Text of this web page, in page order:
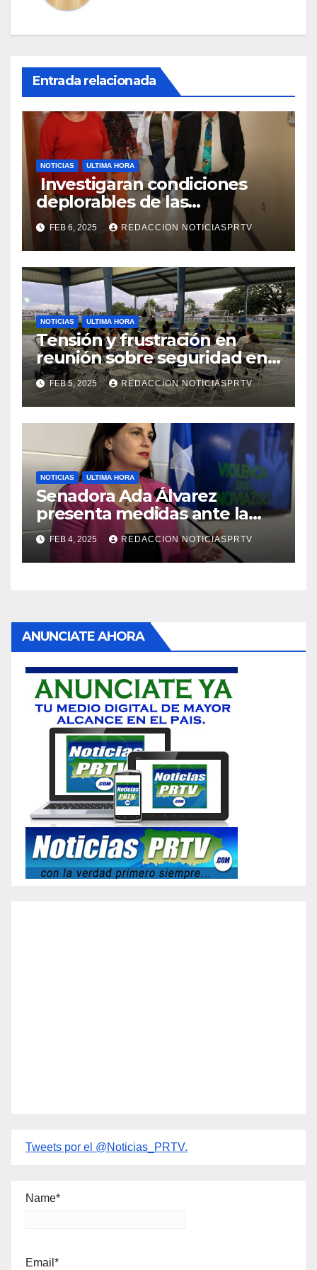
Entrada relacionada
NOTICIAS ULTIMA HORA
Investigaran condiciones
deplorables de las
facilidades el Departamento
de la Salud en Mayagüez
FEB 6, 2025 REDACCION NOTICIASPRTV
NOTICIAS ULTIMA HORA
Tensión y frustración en
reunión sobre seguridad en
Reparto Metropolitano
FEB 5, 2025 REDACCION NOTICIASPRTV
NOTICIAS ULTIMA HORA
Senadora Ada Álvarez
presenta medidas ante la
violencia en el noviazgo
FEB 4, 2025 REDACCION NOTICIASPRTV
ANUNCIATE AHORA
Tweets por el @Noticias_PRTV.
Name*
Email*